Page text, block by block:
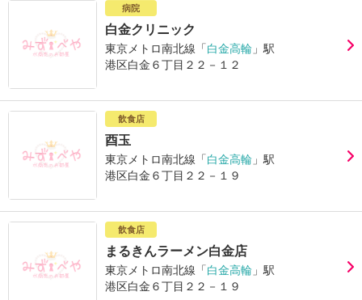
病院
白金クリニック
東京メトロ南北線「白金高輪 」駅
港区白金６丁目２２－１２
飲食店
酉玉
東京メトロ南北線「白金高輪 」駅
港区白金６丁目２２－１９
飲食店
まるきんラーメン白金店
東京メトロ南北線「白金高輪 」駅
港区白金６丁目２２－１９